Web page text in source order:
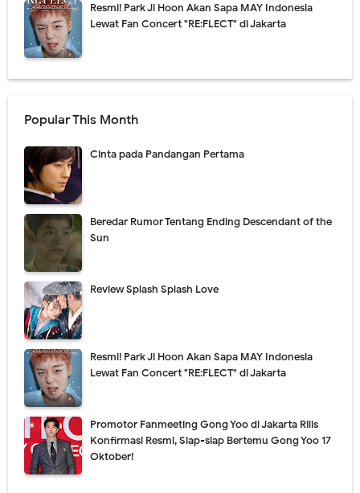
Resmi! Park Ji Hoon Akan Sapa MAY Indonesia
Lewat Fan Concert "RE:FLECT" di Jakarta
Popular This Month
Cinta pada Pandangan Pertama
Beredar Rumor Tentang Ending Descendant of the
Sun
Review Splash Splash Love
Resmi! Park Ji Hoon Akan Sapa MAY Indonesia
Lewat Fan Concert "RE:FLECT" di Jakarta
Promotor Fanmeeting Gong Yoo di Jakarta Rilis
Konfirmasi Resmi, Siap-siap Bertemu Gong Yoo 17
Oktober!